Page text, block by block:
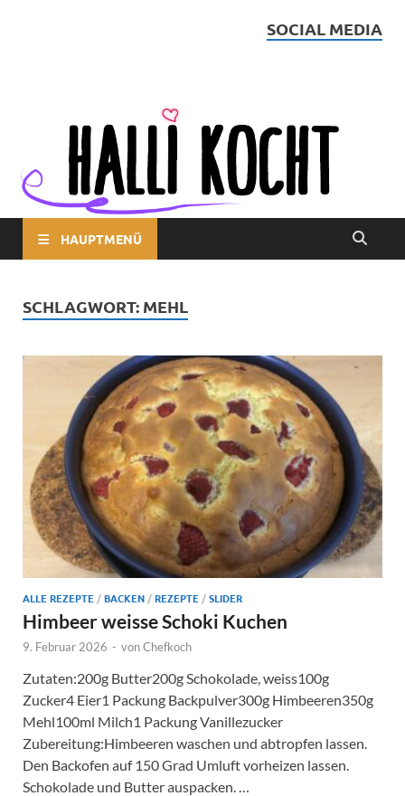
SOCIAL MEDIA
HAUPTMENÜ
SCHLAGWORT: MEHL
ALLE REZEPTE /BACKEN /REZEPTE /SLIDER
Himbeer weisse Schoki Kuchen
9. Februar 2026 - vonChefkoch
Zutaten:200g Butter200g Schokolade, weiss100g
Zucker4 Eier1 Packung Backpulver300g Himbeeren350g
Mehl100ml Milch1 Packung Vanillezucker
Zubereitung:Himbeeren waschen und abtropfen lassen.
Den Backofen auf 150 Grad Umluft vorheizen lassen.
Schokolade und Butter auspacken. …